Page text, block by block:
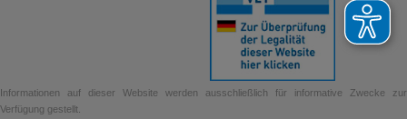
Informationen auf dieser Website werden ausschließlich für informative Zwecke zur
Verfügung gestellt.